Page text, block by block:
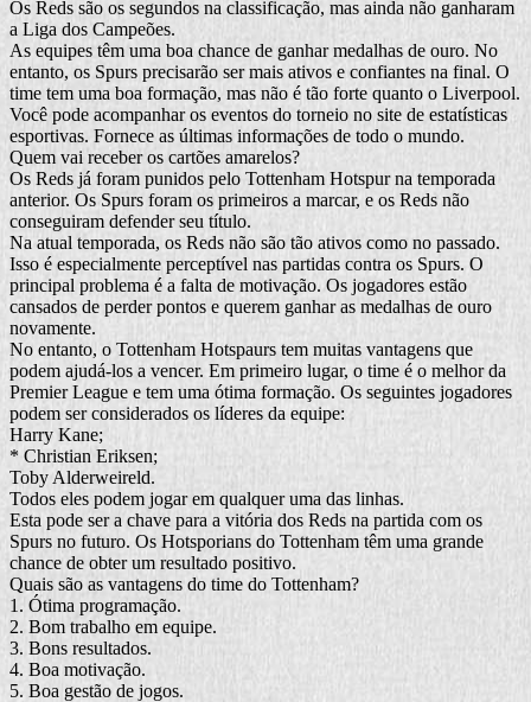
Os Reds são os segundos na classificação, mas ainda não ganharam
a Liga dos Campeões.
As equipes têm uma boa chance de ganhar medalhas de ouro. No
entanto, os Spurs precisarão ser mais ativos e confiantes na final. O
time tem uma boa formação, mas não é tão forte quanto o Liverpool.
Você pode acompanhar os eventos do torneio no site de estatísticas
esportivas. Fornece as últimas informações de todo o mundo.
Quem vai receber os cartões amarelos?
Os Reds já foram punidos pelo Tottenham Hotspur na temporada
anterior. Os Spurs foram os primeiros a marcar, e os Reds não
conseguiram defender seu título.
Na atual temporada, os Reds não são tão ativos como no passado.
Isso é especialmente perceptível nas partidas contra os Spurs. O
principal problema é a falta de motivação. Os jogadores estão
cansados de perder pontos e querem ganhar as medalhas de ouro
novamente.
No entanto, o Tottenham Hotspaurs tem muitas vantagens que
podem ajudá-los a vencer. Em primeiro lugar, o time é o melhor da
Premier League e tem uma ótima formação. Os seguintes jogadores
podem ser considerados os líderes da equipe:
Harry Kane;
* Christian Eriksen;
Toby Alderweireld.
Todos eles podem jogar em qualquer uma das linhas.
Esta pode ser a chave para a vitória dos Reds na partida com os
Spurs no futuro. Os Hotsporians do Tottenham têm uma grande
chance de obter um resultado positivo.
Quais são as vantagens do time do Tottenham?
1. Ótima programação.
2. Bom trabalho em equipe.
3. Bons resultados.
4. Boa motivação.
5. Boa gestão de jogos.